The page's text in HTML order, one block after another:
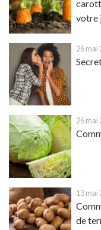
votre
26 mai
26 mai
13 mai
de